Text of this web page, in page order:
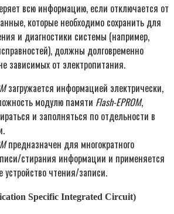
всю информацию, если отключается от
которые необходимо сохранить для
и диагностики системы (например,
должны долговременно
зависимых от электропитания.
загружается информацией электрически,
модулю памяти Flash-EPROM,
и заполняться по отдельности в
предназначен для многократного
стирания информации и применяется
устройство чтения/записи.
Specific Integrated Circuit)